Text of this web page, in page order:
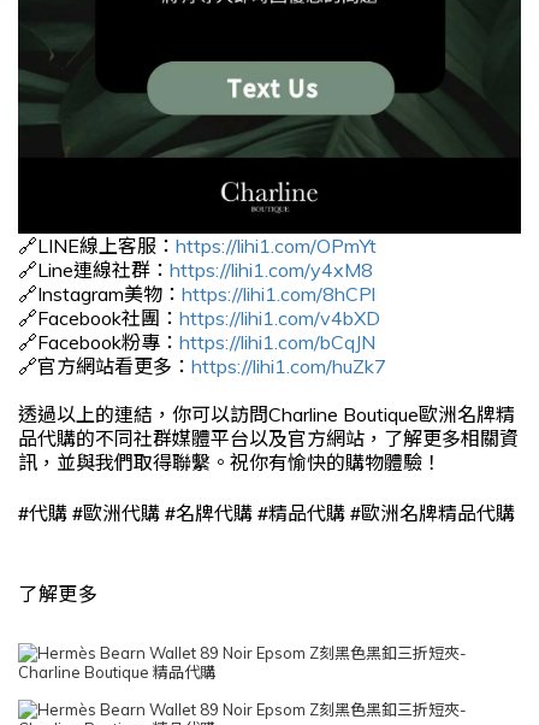
🔗LINE線上客服： https://lihi1.com/OPmYt
🔗Line連線社群： https://lihi1.com/y4xM8
🔗Instagram美物： https://lihi1.com/8hCPl
🔗Facebook社團： https://lihi1.com/v4bXD
🔗Facebook粉專： https://lihi1.com/bCqJN
🔗官方網站看更多： https://lihi1.com/huZk7
透過以上的連結，你可以訪問Charline Boutique歐洲名牌精
品代購的不同社群媒體平台以及官方網站，了解更多相關資
訊，並與我們取得聯繫。祝你有愉快的購物體驗！
#代購 #歐洲代購 #名牌代購 #精品代購 #歐洲名牌精品代購
了解更多